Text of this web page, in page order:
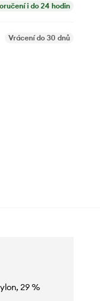
i do 24 hodin
Vrácení do 30 dnů
29 %